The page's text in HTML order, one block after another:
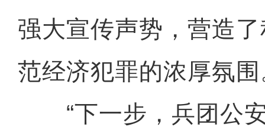
强大宣传声势，营造
范经济犯罪的浓厚氛
“下一步，兵团公安